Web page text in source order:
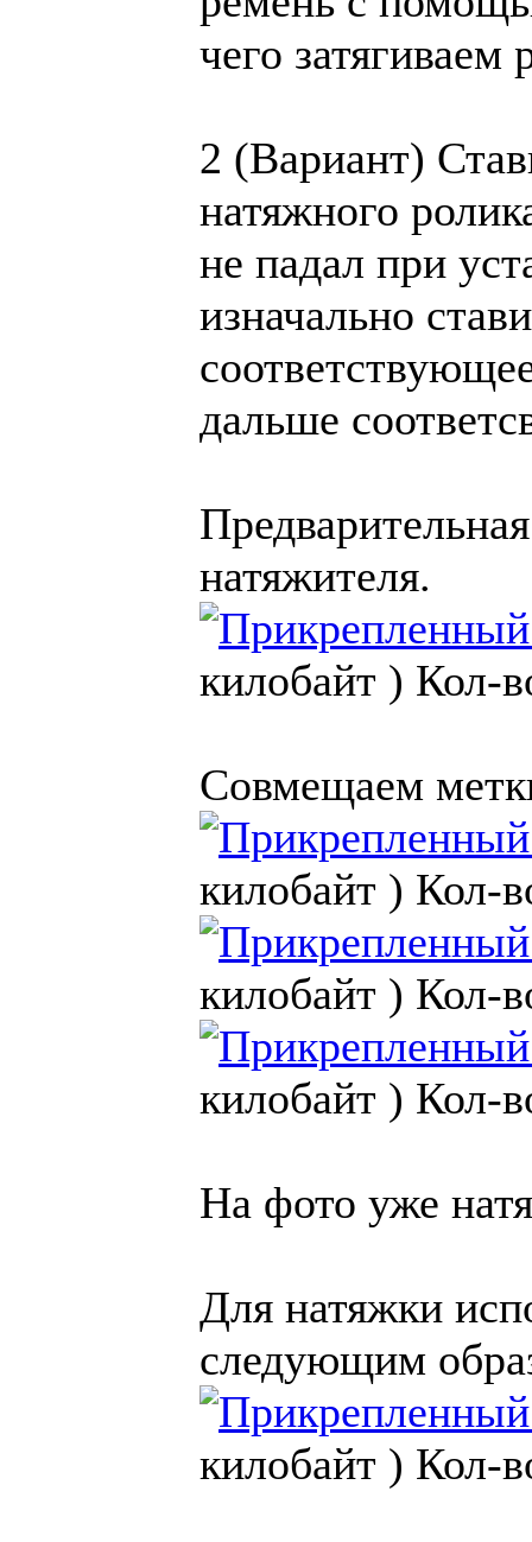
чего затягиваем
2 (Вариант)
натяжного
не падал при
изначально
дальше
натяжителя.
килобайт ) Кол-
Совмещаем
килобайт ) Кол-
килобайт ) Кол-
килобайт ) Кол-
На фото уже
Для натяжки
следующим
килобайт ) Кол-